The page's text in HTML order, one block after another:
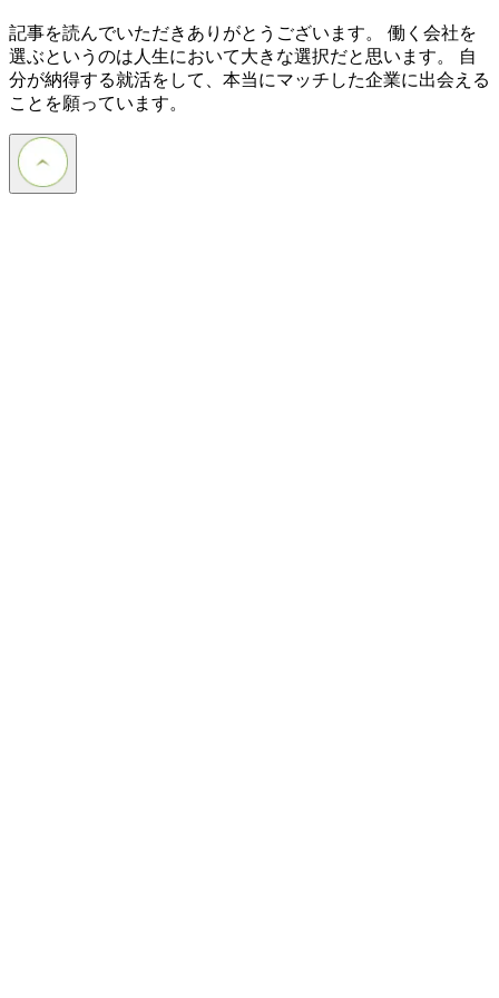
記事を読んでいただきありがとうございます。 働く会社を
選ぶというのは人生において大きな選択だと思います。 自
分が納得する就活をして、本当にマッチした企業に出会える
ことを願っています。